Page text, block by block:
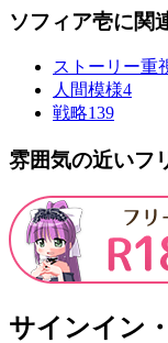
ソフィア壱に関
ストーリー重
人間模様4
戦略139
雰囲気の近いフ
サインイン